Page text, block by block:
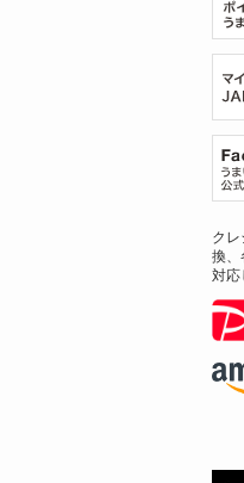
クレ
換、
対応